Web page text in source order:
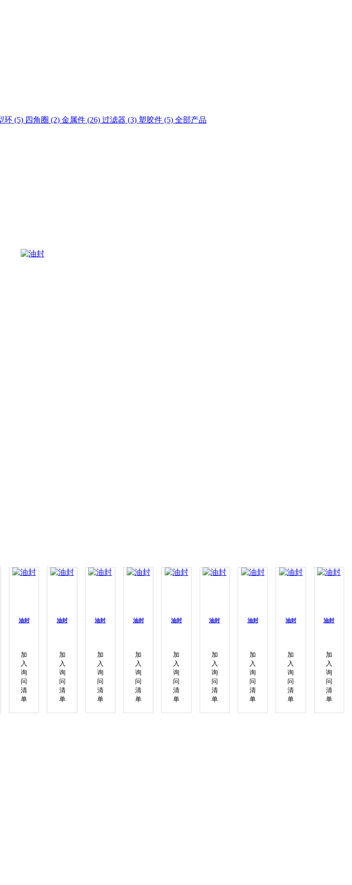
环 (5) 四角圈 (2) 金属件 (26) 过滤器 (3) 塑胶件 (5) 全部产品
油封
加
入
询
问
清
单
油封
加
入
询
问
清
单
油封
加
入
询
问
清
单
油封
加
入
询
问
清
单
油封
加
入
询
问
清
单
油封
加
入
询
问
清
单
油封
加
入
询
问
清
单
油封
加
入
询
问
清
单
油封
加
入
询
问
清
单